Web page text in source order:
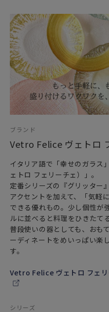
ブランド
Vetro Felice ヴェトロ
イタリア語で「幸せのガラ
ェトロ フェリーチェ）」。
定番シリーズの『グリッター
アクセントを加えて、「気軽
できる優れもの。少し個性が
ルに並べると料理をひきたて
普段使いの器としても、おも
ーディネートをめいっぱい楽
す。
Vetro Felice ヴェトロ フェリ
シリーズ